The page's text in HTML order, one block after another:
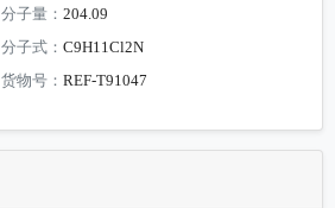
分子量：204.09
分子式：C9H11Cl2N
货物号：REF-T91047